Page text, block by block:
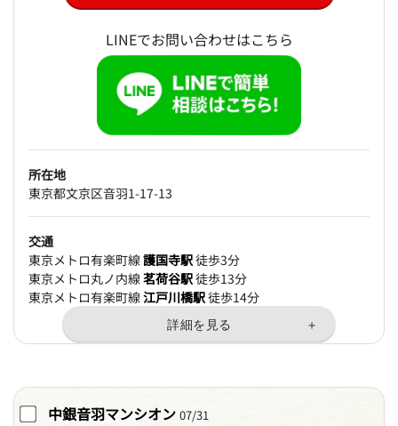
LINEでお問い合わせはこちら
所在地
東京都文京区音羽1-17-13
交通
東京メトロ有楽町線護国寺駅徒歩3分
東京メトロ丸ノ内線茗荷谷駅徒歩13分
東京メトロ有楽町線江戸川橋駅徒歩14分
中銀音羽マンシオン 07/31